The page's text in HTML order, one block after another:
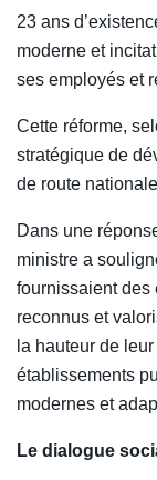
23 ans
moderne et
ses employés et
Cette réforme,
stratégique de
de route
Dans une
ministre a
fournissaient des
reconnus et
la hauteur de
établissements
modernes et
Le dialogue